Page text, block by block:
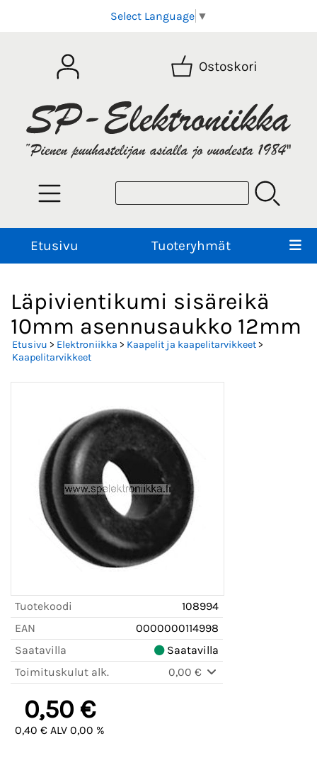
Select Language ▼
Ostoskori
Etusivu Tuoteryhmät
Läpivientikumi sisäreikä
10mm asennusaukko 12mm
Etusivu > Elektroniikka > Kaapelit ja kaapelitarvikkeet>
Kaapelitarvikkeet
Tuotekoodi
108994
EAN
0000000114998
Saatavilla
Saatavilla
Toimituskulut alk.
0,00 €
0,50 €
0,40 € ALV 0,00 %